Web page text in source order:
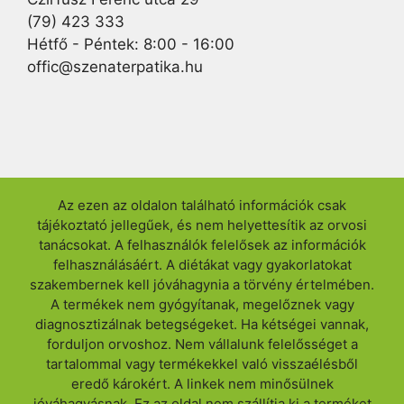
(79) 423 333
Hétfő - Péntek: 8:00 - 16:00
offic@szenaterpatika.hu
Az ezen az oldalon található információk csak
tájékoztató jellegűek, és nem helyettesítik az orvosi
tanácsokat. A felhasználók felelősek az információk
felhasználásáért. A diétákat vagy gyakorlatokat
szakembernek kell jóváhagynia a törvény értelmében.
A termékek nem gyógyítanak, megelőznek vagy
diagnosztizálnak betegségeket. Ha kétségei vannak,
forduljon orvoshoz. Nem vállalunk felelősséget a
tartalommal vagy termékekkel való visszaélésből
eredő károkért. A linkek nem minősülnek